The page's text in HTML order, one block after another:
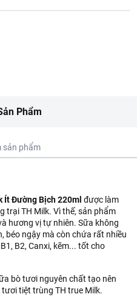
Phẩm
sản phẩm
Đường Bịch 220ml được làm
trại TH Milk. Vì thế, sản phẩm
hương vị tự nhiên. Sữa không
béo ngậy mà còn chứa rất nhiều
B2, Canxi, kẽm... tốt cho
bò tươi nguyên chất tạo nên
tiệt trùng TH true Milk.